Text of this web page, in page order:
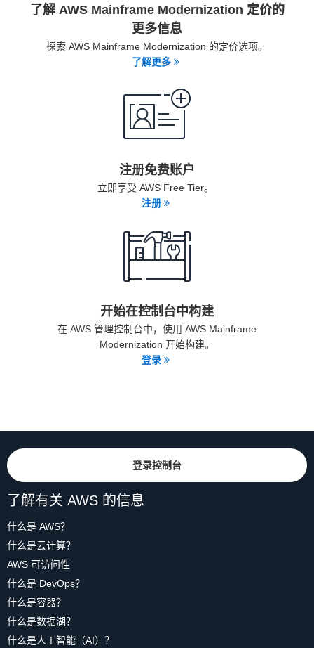
了解 AWS Mainframe Modernization 定价的
更多信息
探索 AWS Mainframe Modernization 的定价选项。
了解更多
注册免费账户
立即享受 AWS Free Tier。
注册
开始在控制台中构建
在 AWS 管理控制台中，使用 AWS Mainframe
Modernization 开始构建。
登录
登录控制台
了解有关 AWS 的信息
什么是 AWS？
什么是云计算？
AWS 可访问性
什么是 DevOps？
什么是容器？
什么是数据湖？
什么是人工智能（AI）？